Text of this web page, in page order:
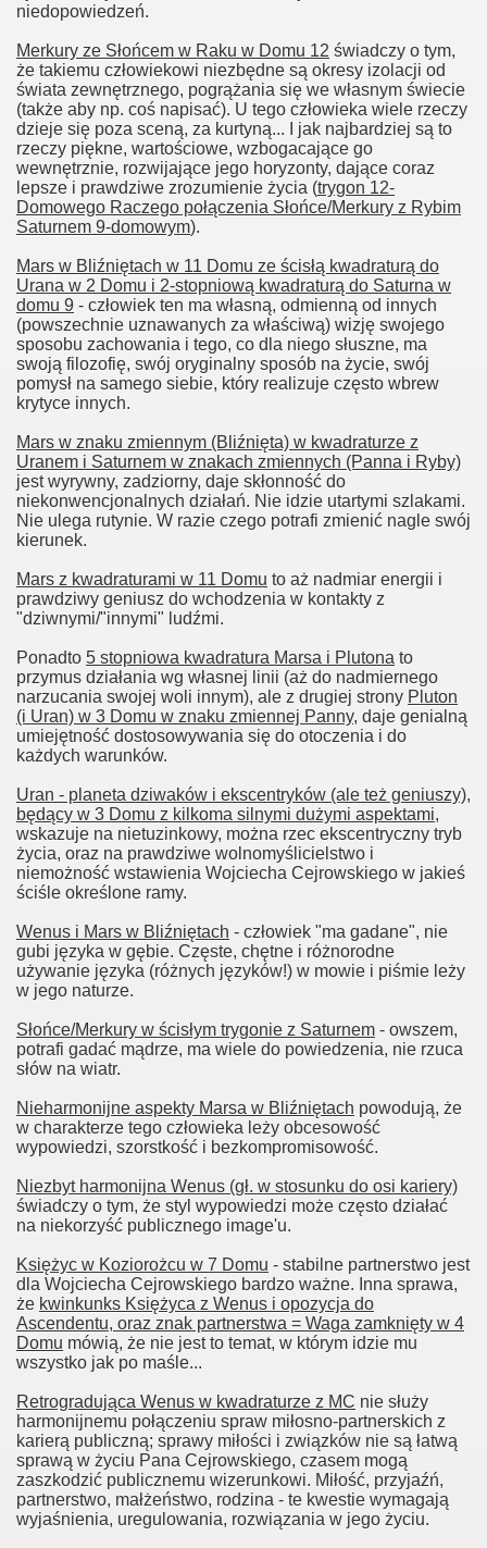
niedopowiedzeń.
Merkury ze Słońcem w Raku w Domu 12 świadczy o tym,
że takiemu człowiekowi niezbędne są okresy izolacji od
świata zewnętrznego, pogrążania się we własnym świecie
(także aby np. coś napisać). U tego człowieka wiele rzeczy
dzieje się poza sceną, za kurtyną... I jak najbardziej są to
rzeczy piękne, wartościowe, wzbogacające go
wewnętrznie, rozwijające jego horyzonty, dające coraz
lepsze i prawdziwe zrozumienie życia (trygon 12-
Domowego Raczego połączenia Słońce/Merkury z Rybim
Saturnem 9-domowym).
Mars w Bliźniętach w 11 Domu ze ścisłą kwadraturą do
Urana w 2 Domu i 2-stopniową kwadraturą do Saturna w
domu 9 - człowiek ten ma własną, odmienną od innych
(powszechnie uznawanych za właściwą) wizję swojego
sposobu zachowania i tego, co dla niego słuszne, ma
swoją filozofię, swój oryginalny sposób na życie, swój
pomysł na samego siebie, który realizuje często wbrew
krytyce innych.
Mars w znaku zmiennym (Bliźnięta) w kwadraturze z
Uranem i Saturnem w znakach zmiennych (Panna i Ryby)
jest wyrywny, zadziorny, daje skłonność do
niekonwencjonalnych działań. Nie idzie utartymi szlakami.
Nie ulega rutynie. W razie czego potrafi zmienić nagle swój
kierunek.
Mars z kwadraturami w 11 Domu to aż nadmiar energii i
prawdziwy geniusz do wchodzenia w kontakty z
"dziwnymi/"innymi" ludźmi.
Ponadto 5 stopniowa kwadratura Marsa i Plutona to
przymus działania wg własnej linii (aż do nadmiernego
narzucania swojej woli innym), ale z drugiej strony Pluton
(i Uran) w 3 Domu w znaku zmiennej Panny, daje genialną
umiejętność dostosowywania się do otoczenia i do
każdych warunków.
Uran - planeta dziwaków i ekscentryków (ale też geniuszy),
będący w 3 Domu z kilkoma silnymi dużymi aspektami,
wskazuje na nietuzinkowy, można rzec ekscentryczny tryb
życia, oraz na prawdziwe wolnomyślicielstwo i
niemożność wstawienia Wojciecha Cejrowskiego w jakieś
ściśle określone ramy.
Wenus i Mars w Bliźniętach - człowiek "ma gadane", nie
gubi języka w gębie. Częste, chętne i różnorodne
używanie języka (różnych języków!) w mowie i piśmie leży
w jego naturze.
Słońce/Merkury w ścisłym trygonie z Saturnem - owszem,
potrafi gadać mądrze, ma wiele do powiedzenia, nie rzuca
słów na wiatr.
Nieharmonijne aspekty Marsa w Bliźniętach powodują, że
w charakterze tego człowieka leży obcesowość
wypowiedzi, szorstkość i bezkompromisowość.
Niezbyt harmonijna Wenus (gł. w stosunku do osi kariery)
świadczy o tym, że styl wypowiedzi może często działać
na niekorzyść publicznego image'u.
Księżyc w Koziorożcu w 7 Domu - stabilne partnerstwo jest
dla Wojciecha Cejrowskiego bardzo ważne. Inna sprawa,
że kwinkunks Księżyca z Wenus i opozycja do
Ascendentu, oraz znak partnerstwa = Waga zamknięty w 4
Domu mówią, że nie jest to temat, w którym idzie mu
wszystko jak po maśle...
Retrogradująca Wenus w kwadraturze z MC nie służy
harmonijnemu połączeniu spraw miłosno-partnerskich z
karierą publiczną; sprawy miłości i związków nie są łatwą
sprawą w życiu Pana Cejrowskiego, czasem mogą
zaszkodzić publicznemu wizerunkowi. Miłość, przyjaźń,
partnerstwo, małżeństwo, rodzina - te kwestie wymagają
wyjaśnienia, uregulowania, rozwiązania w jego życiu.